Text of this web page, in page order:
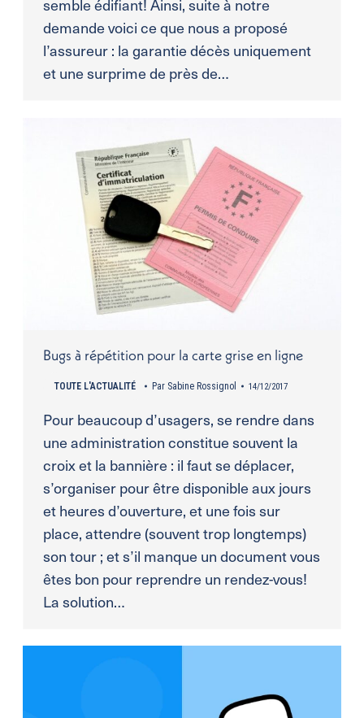
semble édifiant! Ainsi, suite à notre
demande voici ce que nous a proposé
l’assureur : la garantie décès uniquement
et une surprime de près de…
Bugs à répétition pour la carte grise en ligne
TOUTE L'ACTUALITÉ Par Sabine Rossignol 14/12/2017
Pour beaucoup d’usagers, se rendre dans
une administration constitue souvent la
croix et la bannière : il faut se déplacer,
s’organiser pour être disponible aux jours
et heures d’ouverture, et une fois sur
place, attendre (souvent trop longtemps)
son tour ; et s’il manque un document vous
êtes bon pour reprendre un rendez-vous!
La solution…